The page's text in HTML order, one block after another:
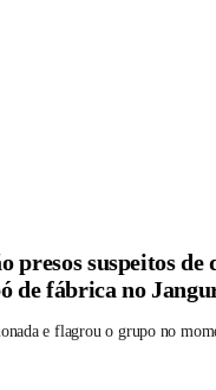
presos suspeitos de
de fábrica no
e flagrou o grupo no